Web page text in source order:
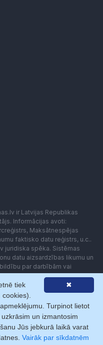
ir Latvijas Republikas
Informācijas avoti:
Maksātnespējas
faktisko datu reģistrs, u.c..
juridiska spēka. Sistēmas
datu aizsardzības likumu un
par darbībām vai
Lietotājam aizliegts
vai iekārtas (robotus)
ar Firmas.lv. Galvenā
Norēķini ar
✖
tiek
Turpinot lietot
un izmantosim
Jūs jebkurā laikā varat
Vairāk par sīkdatnēm